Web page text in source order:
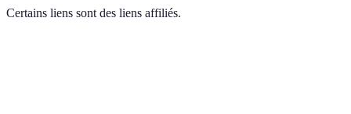
Certains liens sont des liens affiliés.